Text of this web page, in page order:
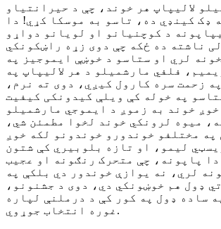
لالیپاپ هر خوند، چې د حیرانتیاو
ډک کینډي ده، تاسو به موسکا کړي! دا
د کوچنيانو او لویانو دواړو
ناشته ده ځکه چې دوی زړه راښکونکي
لري او ستاسو د خوښې ایموجیز په
فلفي مارشمیلو د هر لالیپاپ په
زحمت سره کارول کیږي، دوی ته نرم،
په خوله کې ویلې کیدونکی کیفیت
خوند به زموږ د ایموجي مارشمیلو
میوه لرونکي خوند لخوا مطمئن شي،
په مختلفو خوندورو خوندونو لکه خوږ
لیمو، او تازه بلوبیري کې شتون
دا پاپونه، چې متحرک رنګونه او عجیب
لري، نه یوازې خوندور دي بلکې په
ډول هم خوښونکي دي، دوی د جشنونو،
ساده ډول په کور کې د درملنې لپاره
غوره انتخاب جوړوي.